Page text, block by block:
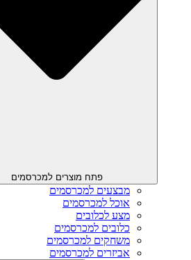
פתח מוצרים למכרסמים
מבצעים למכרסמים
אוכל למכרסמים
מצע לכלובים
כלובים למכרסמים
משחקים למכרסמים
אביזרים למכרסמים